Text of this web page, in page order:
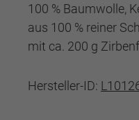
100 % Baumwolle,
aus 100 % reiner
mit ca. 200 g
Hersteller-ID: